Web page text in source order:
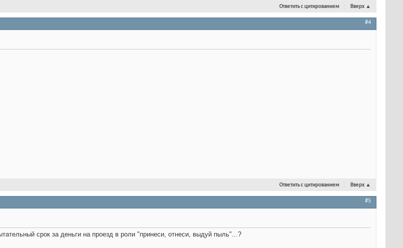
Ответить с цитированием Вверх ▲
#4
Ответить с цитированием Вверх ▲
#5
срок за деньги на проезд в роли "принеси, отнеси, выдуй пыль"...?